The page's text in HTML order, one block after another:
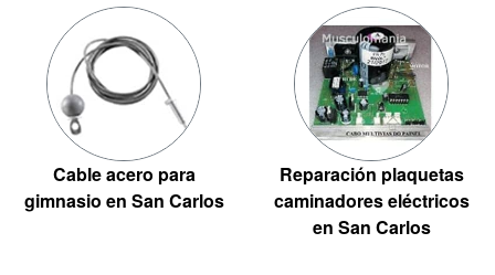
Cable acero para
gimnasio en San Carlos
Reparación plaquetas
caminadores eléctricos
en San Carlos